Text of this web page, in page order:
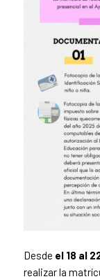
Desde el 18 al
realizar la